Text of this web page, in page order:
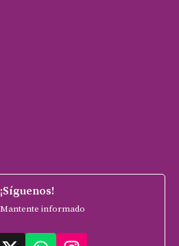
¡Síguenos!
Mantente informado